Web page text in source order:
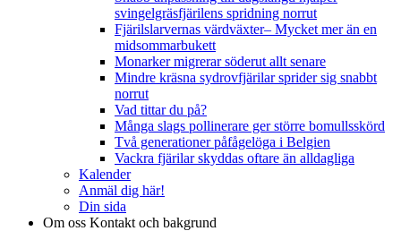
svingelgräsfjärilens spridning norrut
Fjärilslarvernas värdväxter– Mycket mer än en
midsommarbukett
Monarker migrerar söderut allt senare
Mindre kräsna sydrovfjärilar sprider sig snabbt
norrut
Vad tittar du på?
Många slags pollinerare ger större bomullsskörd
Två generationer påfågelöga i Belgien
Vackra fjärilar skyddas oftare än alldagliga
Kalender
Anmäl dig här!
Din sida
Om oss Kontakt och bakgrund